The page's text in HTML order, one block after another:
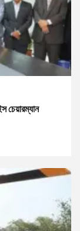
চেয়ারম্যান